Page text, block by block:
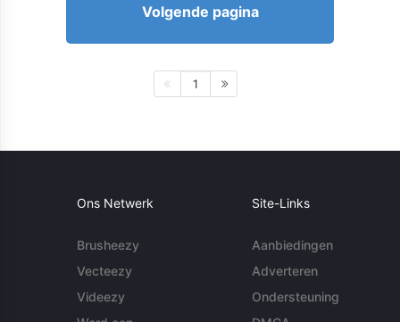
Volgende pagina
1
Ons Netwerk
Brusheezy
Vecteezy
Videezy
Site-Links
Aanbiedingen
Adverteren
Ondersteuning